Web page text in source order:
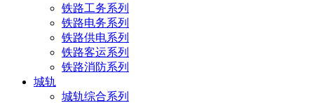
铁路工务系列
铁路电务系列
铁路供电系列
铁路客运系列
铁路消防系列
城轨
城轨综合系列